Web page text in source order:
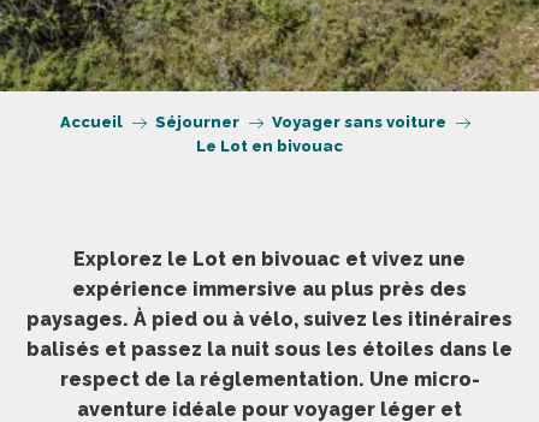
Accueil Séjourner
Voyager sans voiture
Le Lot en bivouac
Explorez le Lot en bivouac et vivez une
expérience immersive au plus près des
paysages. À pied ou à vélo, suivez les itinéraires
balisés et passez la nuit sous les étoiles dans le
respect de la réglementation. Une micro-
aventure idéale pour voyager léger et